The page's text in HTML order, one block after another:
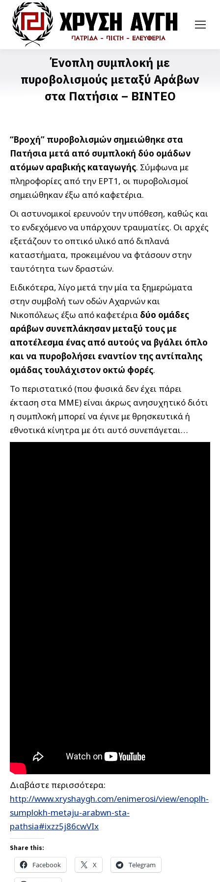
Ένοπλη συμπλοκή με
πυροβολισμούς μεταξύ Αράβων
στα Πατήσια – ΒΙΝΤΕΟ
“Βροχή” πυροβολισμών σημειώθηκε στα
Πατήσια μετά από συμπλοκή δύο ομάδων
ατόμων αραβικής καταγωγής. Σύμφωνα με
πληροφορίες από την ΕΡΤ1, οι πυροβολισμοί
σημειώθηκαν έξω από καφετέρια.
Οι αστυνομικοί ερευνούν την υπόθεση, καθώς και
το ενδεχόμενο να υπάρχουν τραυματίες. Οι αρχές
εξετάζουν το οπτικό υλικό από διπλανά
καταστήματα, προκειμένου να φτάσουν στην
ταυτότητα των δραστών.
Ειδικότερα, λίγο μετά την μία τα ξημερώματα
στην συμβολή των οδών Αχαρνών και
Νικοπόλεως έξω από καφετέρια δύο ομάδες
αράβων συνεπλάκησαν μεταξύ τους με
αποτέλεσμα ένας από αυτούς να βγάλει όπλο
και να πυροβολήσει εναντίον της αντίπαλης
ομάδας τουλάχιστον οκτώ φορές.
Το περιστατικό (που φυσικά δεν έχει πάρει
έκταση στα ΜΜΕ) είναι άκρως ανησυχητικό διότι
η συμπλοκή μπορεί να έγινε με θρησκευτικά ή
εθνοτικά κίνητρα με ότι αυτό συνεπάγεται…
Διαβάστε περισσότερα:
http://www.xryshaygh.com/enimerosi/view/enoplh-
sumplokh-metaju-arabwn-sta-
pathsia#ixzz5j86cwVIx
Share this:
Facebook X Telegram